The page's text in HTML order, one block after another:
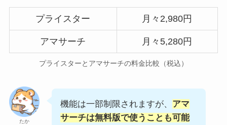
プライスター 月々2,980円
アマサーチ 月々5,280円
プライスターとアマサーチの料金比較（税込）
たか
機能は一部制限されますが、 アマ
サーチは無料版で使うことも可能